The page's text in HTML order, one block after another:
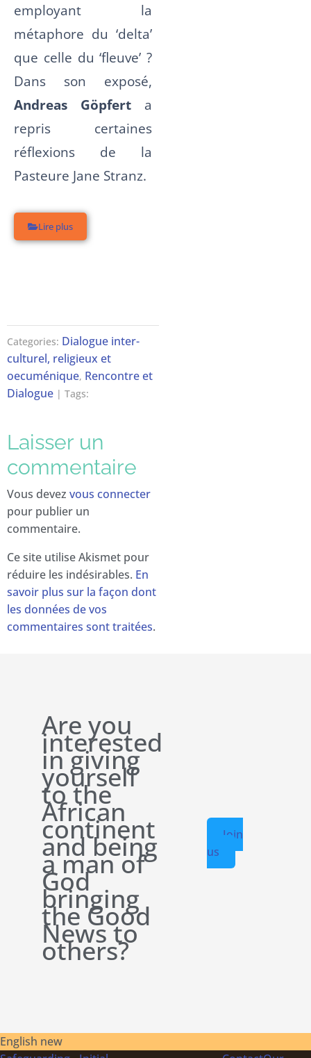
employant la
métaphore du ‘delta’
que celle du ‘fleuve’ ?
Dans son exposé,
Andreas Göpfert a
repris certaines
réflexions de la
Pasteure Jane Stranz.
Lire plus
Categories: Dialogue inter-
culturel, religieux et
oecuménique, Rencontre et
Dialogue | Tags:
Laisser un
commentaire
Vous devez vous connecter
pour publier un
commentaire.
Ce site utilise Akismet pour
réduire les indésirables. En
savoir plus sur la façon dont
les données de vos
commentaires sont traitées.
Are you
interested
in giving
yourself
to the
African
continent
and being
a man of
God
bringing
the Good
News to
others?
Join
us
English new